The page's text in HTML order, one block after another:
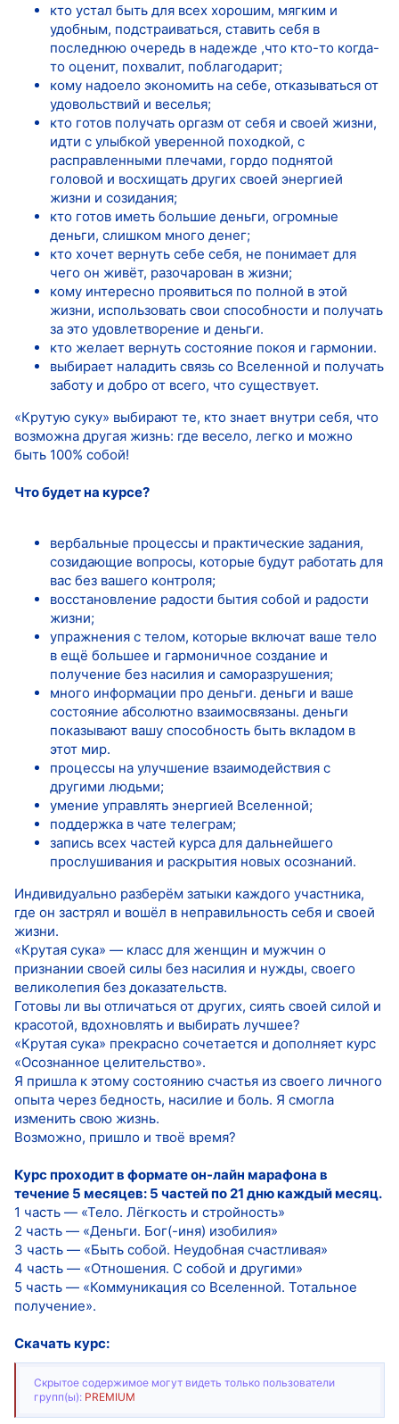
кто устал быть для всех хорошим, мягким и
удобным, подстраиваться, ставить себя в
последнюю очередь в надежде ,что кто-то когда-
то оценит, похвалит, поблагодарит;
кому надоело экономить на себе, отказываться от
удовольствий и веселья;
кто готов получать оргазм от себя и своей жизни,
идти с улыбкой уверенной походкой, с
расправленными плечами, гордо поднятой
головой и восхищать других своей энергией
жизни и созидания;
кто готов иметь большие деньги, огромные
деньги, слишком много денег;
кто хочет вернуть себе себя, не понимает для
чего он живёт, разочарован в жизни;
кому интересно проявиться по полной в этой
жизни, использовать свои способности и получать
за это удовлетворение и деньги.
кто желает вернуть состояние покоя и гармонии.
выбирает наладить связь со Вселенной и получать
заботу и добро от всего, что существует.
«Крутую суку» выбирают те, кто знает внутри себя, что
возможна другая жизнь: где весело, легко и можно
быть 100% собой!
Что будет на курсе?
вербальные процессы и практические задания,
созидающие вопросы, которые будут работать для
вас без вашего контроля;
восстановление радости бытия собой и радости
жизни;
упражнения с телом, которые включат ваше тело
в ещё большее и гармоничное создание и
получение без насилия и саморазрушения;
много информации про деньги. деньги и ваше
состояние абсолютно взаимосвязаны. деньги
показывают вашу способность быть вкладом в
этот мир.
процессы на улучшение взаимодействия с
другими людьми;
умение управлять энергией Вселенной;
поддержка в чате телеграм;
запись всех частей курса для дальнейшего
прослушивания и раскрытия новых осознаний.
Индивидуально разберём затыки каждого участника,
где он застрял и вошёл в неправильность себя и своей
жизни.
«Крутая сука» — класс для женщин и мужчин о
признании своей силы без насилия и нужды, своего
великолепия без доказательств.
Готовы ли вы отличаться от других, сиять своей силой и
красотой, вдохновлять и выбирать лучшее?
«Крутая сука» прекрасно сочетается и дополняет курс
«Осознанное целительство».
Я пришла к этому состоянию счастья из своего личного
опыта через бедность, насилие и боль. Я смогла
изменить свою жизнь.
Возможно, пришло и твоё время?
Курс проходит в формате он-лайн марафона в
течение 5 месяцев: 5 частей по 21 дню каждый месяц.
1 часть — «Тело. Лёгкость и стройность»
2 часть — «Деньги. Бог(-иня) изобилия»
3 часть — «Быть собой. Неудобная счастливая»
4 часть — «Отношения. С собой и другими»
5 часть — «Коммуникация со Вселенной. Тотальное
получение».
Скачать курс:
Скрытое содержимое могут видеть только пользователи
групп(ы): PREMIUM